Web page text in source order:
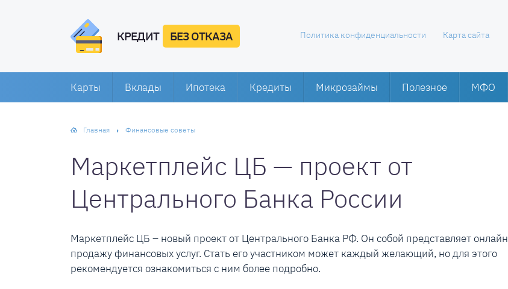
КРЕДИТ БЕЗ ОТКАЗА Политика конфиденциальности Карта сайта
Карты Вклады Ипотека Кредиты Микрозаймы Полезное МФО
Главная Финансовые советы
Маркетплейс ЦБ — проект от
Центрального Банка России
Маркетплейс ЦБ – новый проект от Центрального Банка РФ. Он собой представляет онлайн
продажу финансовых услуг. Стать его участником может каждый желающий, но для этого
рекомендуется ознакомиться с ним более подробно.